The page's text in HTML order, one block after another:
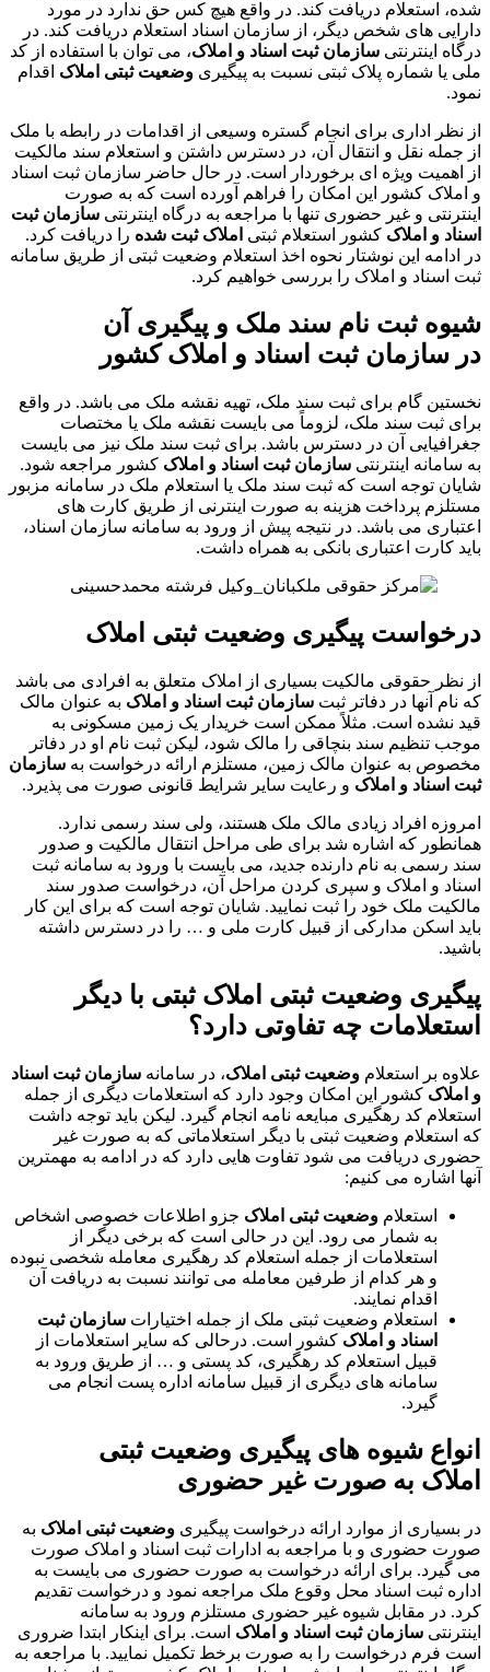
شده، استعلام دریافت کند. در واقع هیچ کس حق ندارد در مورد
دارایی های شخص دیگر، از سازمان اسناد استعلام دریافت کند. در
درگاه اینترنتی سازمان ثبت اسناد و املاک، می توان با استفاده از کد
ملی یا شماره پلاک ثبتی نسبت به پیگیری وضعیت ثبتی املاک اقدام
نمود.
از نظر اداری برای انجام گستره وسیعی از اقدامات در رابطه با ملک
از جمله نقل و انتقال آن، در دسترس داشتن و استعلام سند مالکیت
از اهمیت ویژه ای برخوردار است. در حال حاضر سازمان ثبت اسناد
و املاک کشور این امکان را فراهم آورده است که به صورت
اینترنتی و غیر حضوری تنها با مراجعه به درگاه اینترنتی سازمان ثبت
اسناد و املاک کشور استعلام ثبتی املاک ثبت شده را دریافت کرد.
در ادامه این نوشتار نحوه اخذ استعلام وضعیت ثبتی از طریق سامانه
ثبت اسناد و املاک را بررسی خواهیم کرد.
شیوه ثبت نام سند ملک و پیگیری آن
در سازمان ثبت اسناد و املاککشور
نخستین گام برای ثبت سند ملک، تهیه نقشه ملک می باشد. در واقع
برای ثبت سند ملک، لزوماً می بایست نقشه ملک یا مختصات
جغرافیایی آن در دسترس باشد. برای ثبت سند ملک نیز می بایست
به سامانه اینترنتی سازمان ثبت اسناد و املاک کشور مراجعه شود.
شایان توجه است که ثبت سند ملک یا استعلام ملک در سامانه مزبور
مستلزم پرداخت هزینه به صورت اینترنی از طریق کارت های
اعتباری می باشد. در نتیجه پیش از ورود به سامانه سازمان اسناد،
باید کارت اعتباری بانکی به همراه داشت.
درخواست پیگیری وضعیت ثبتی املاک
از نظر حقوقی مالکیت بسیاری از املاک متعلق به افرادی می باشد
که نام آنها در دفاتر ثبت سازمان ثبت اسناد و املاک به عنوان مالک
قید نشده است. مثلاً ممکن است خریدار یک زمین مسکونی به
موجب تنظیم سند بنچاقی را مالک شود، لیکن ثبت نام او در دفاتر
مخصوص به عنوان مالک زمین، مستلزم ارائه درخواست به سازمان
ثبت اسناد و املاک و رعایت سایر شرایط قانونی صورت می پذیرد.
امروزه افراد زیادی مالک ملک هستند، ولی سند رسمی ندارد.
همانطور که اشاره شد برای طی مراحل انتقال مالکیت و صدور
سند رسمی به نام دارنده جدید، می بایست با ورود به سامانه ثبت
اسناد و املاک و سپری کردن مراحل آن، درخواست صدور سند
مالکیت ملک خود را ثبت نمایید. شایان توجه است که برای این کار
باید اسکن مدارکی از قبیل کارت ملی و … را در دسترس داشته
باشید.
پیگیری وضعیت ثبتی املاک ثبتی با دیگر
استعلامات چه تفاوتی دارد؟
علاوه بر استعلام وضعیت ثبتی املاک، در سامانه سازمان ثبت اسناد
و املاک کشور این امکان وجود دارد که استعلامات دیگری از جمله
استعلام کد رهگیری مبایعه نامه انجام گیرد. لیکن باید توجه داشت
که استعلام وضعیت ثبتی با دیگر استعلاماتی که به صورت غیر
حضوری دریافت می شود تفاوت هایی دارد که در ادامه به مهمترین
آنها اشاره می کنیم:
استعلام وضعیت ثبتی املاک جزو اطلاعات خصوصی اشخاص
به شمار می رود. این در حالی است که برخی دیگر از
استعلامات از جمله استعلام کد رهگیری معامله شخصی نبوده
و هر کدام از طرفین معامله می توانند نسبت به دریافت آن
اقدام نمایند.
استعلام وضعیت ثبتی ملک از جمله اختیارات سازمان ثبت
اسناد و املاک کشور است. درحالی که سایر استعلامات از
قبیل استعلام کد رهگیری، کد پستی و … از طریق ورود به
سامانه های دیگری از قبیل سامانه اداره پست انجام می
گیرد.
انواع شیوه های پیگیری وضعیت ثبتی
املاک به صورت غیر حضوری
در بسیاری از موارد ارائه درخواست پیگیری وضعیت ثبتی املاک به
صورت حضوری و با مراجعه به ادارات ثبت اسناد و املاک صورت
می گیرد. برای ارائه درخواست به صورت حضوری می بایست به
اداره ثبت اسناد محل وقوع ملک مراجعه نمود و درخواست تقدیم
کرد. در مقابل شیوه غیر حضوری مستلزم ورود به سامانه
اینترنتی سازمان ثبت اسناد و املاک است. برای اینکار ابتدا ضروری
است فرم درخواست را به صورت برخط تکمیل نمایید. با مراجعه به